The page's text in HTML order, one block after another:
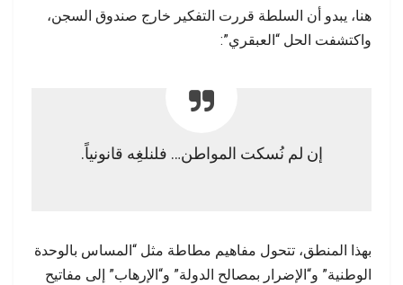
هنا، يبدو أن السلطة قررت التفكير خارج صندوق السجن،
واكتشفت الحل “العبقري”:
إن لم نُسكت المواطن… فلنلغِه قانونياً.
بهذا المنطق، تتحول مفاهيم مطاطة مثل “المساس بالوحدة
الوطنية” و“الإضرار بمصالح الدولة” و“الإرهاب” إلى مفاتيح